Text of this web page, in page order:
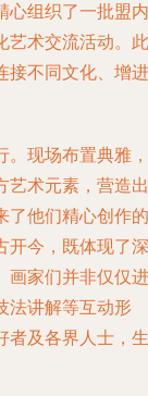
心组织了一批盟内
艺术交流活动。此
接不同文化、增进
。现场布置典雅，
艺术元素，营造出
了他们精心创作的
开今，既体现了深
画家们并非仅仅进
法讲解等互动形
者及各界人士，生